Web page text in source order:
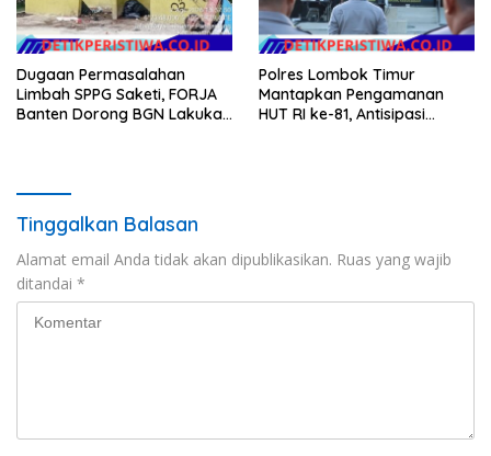
Dugaan Permasalahan
Limbah SPPG Saketi, FORJA
Banten Dorong BGN Lakukan
Polres Lombok Timur
Mantapkan Pengamanan
HUT RI ke-81, Antisipasi
Tinggalkan Balasan
Alamat email Anda tidak akan dipublikasikan. Ruas yang wajib
ditandai *